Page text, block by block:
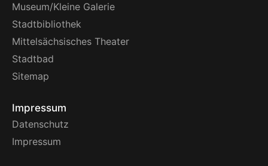
Museum/Kleine Galerie
Stadtbibliothek
Mittelsächsisches Theater
Stadtbad
Sitemap
Impressum
Datenschutz
Impressum